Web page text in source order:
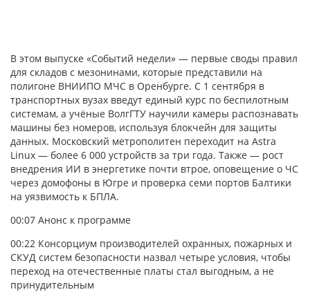
В этом выпуске «Событий недели» — первые своды правил
для складов с мезонинами, которые представили на
полигоне ВНИИПО МЧС в Оренбурге. С 1 сентября в
транспортных вузах введут единый курс по беспилотным
системам, а учёные ВолгГТУ научили камеры распознавать
машины без номеров, используя блокчейн для защиты
данных. Московский метрополитен переходит на Astra
Linux — более 6 000 устройств за три года. Также — рост
внедрения ИИ в энергетике почти втрое, оповещение о ЧС
через домофоны в Югре и проверка семи портов Балтики
на уязвимость к БПЛА.
00:07 Анонс к программе
00:22 Консорциум производителей охранных, пожарных и
СКУД систем безопасности назвал четыре условия, чтобы
переход на отечественные платы стал выгодным, а не
принудительным